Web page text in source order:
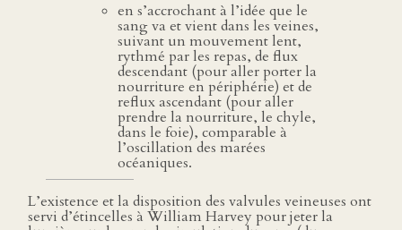
en s’accrochant à l’idée que le
sang va et vient dans les veines,
suivant un mouvement lent,
rythmé par les repas, de flux
descendant (pour aller porter la
nourriture en périphérie) et de
reflux ascendant (pour aller
prendre la nourriture, le chyle,
dans le foie), comparable à
l’oscillation des marées
océaniques.
L’existence et la disposition des valvules veineuses ont
servi d’étincelles à William Harvey pour jeter la